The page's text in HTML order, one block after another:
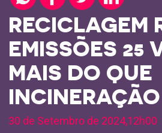
RECICLAGEM
EMISSÕES 25
MAIS DO QUE
30 de Setembro de 2024,12h00